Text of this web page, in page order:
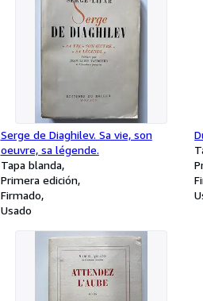
Serge de Diaghilev. Sa vie, son
oeuvre, sa légende.
Tapa blanda
Primera edición
Firmado
Usado